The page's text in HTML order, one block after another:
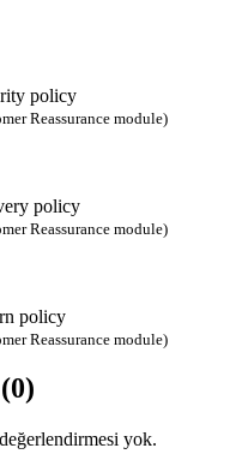
policy
Reassurance module)
policy
Reassurance module)
policy
Reassurance module)
yok.